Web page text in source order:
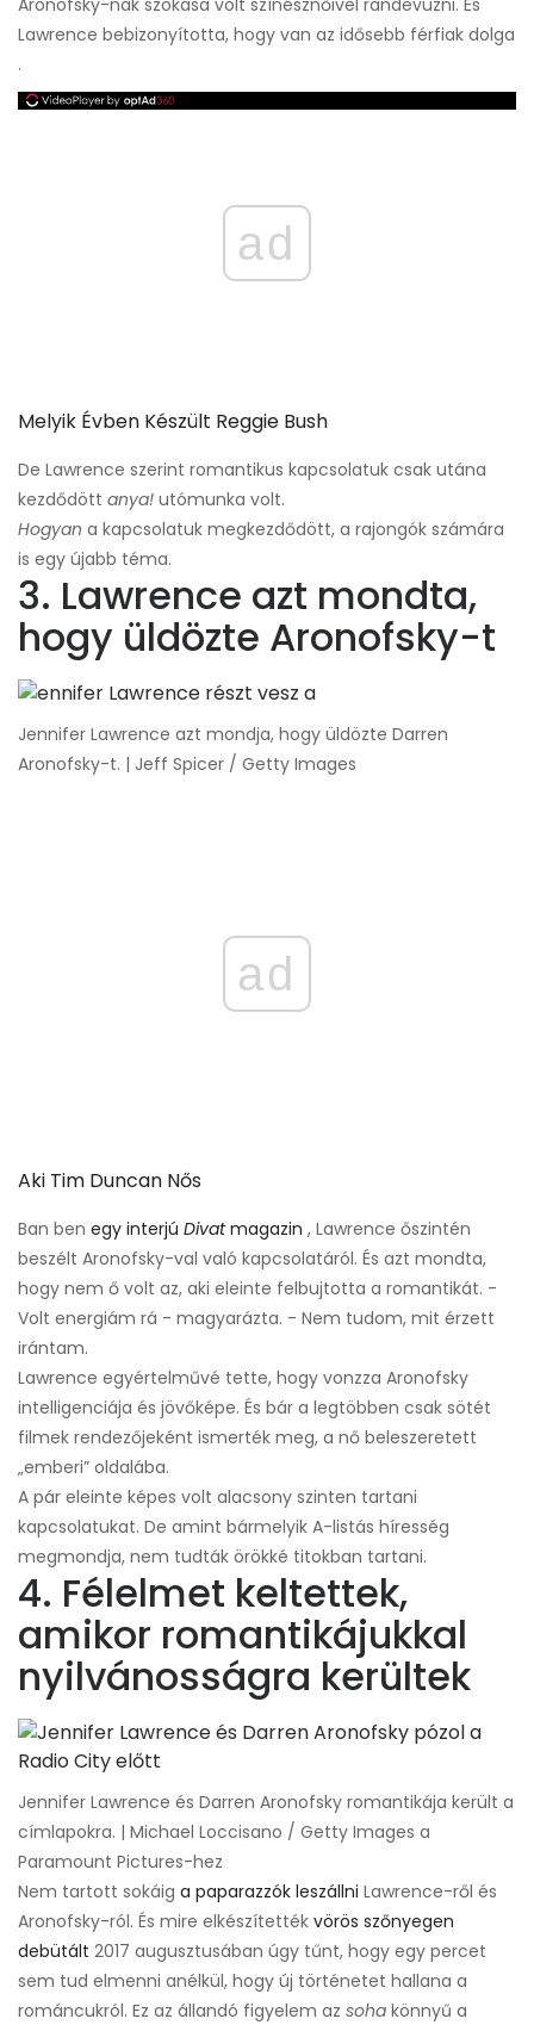
Lawrence bebizonyította, hogy van az idősebb férfiak dolga
.
ad
Melyik Évben Készült Reggie Bush
De Lawrence szerint romantikus kapcsolatuk csak utána
kezdődött anya! utómunka volt.
Hogyan a kapcsolatuk megkezdődött, a rajongók számára
is egy újabb téma.
3. Lawrence azt mondta,
hogy üldözte Aronofsky-t
Jennifer Lawrence azt mondja, hogy üldözte Darren
Aronofsky-t. | Jeff Spicer / Getty Images
ad
Aki Tim Duncan Nős
Ban ben egy interjú Divatmagazin , Lawrence őszintén
beszélt Aronofsky-val való kapcsolatáról. És azt mondta,
hogy nem ő volt az, aki eleinte felbujtotta a romantikát. -
Volt energiám rá - magyarázta. - Nem tudom, mit érzett
irántam.
Lawrence egyértelművé tette, hogy vonzza Aronofsky
intelligenciája és jövőképe. És bár a legtöbben csak sötét
filmek rendezőjeként ismerték meg, a nő beleszeretett
„emberi” oldalába.
A pár eleinte képes volt alacsony szinten tartani
kapcsolatukat. De amint bármelyik A-listás híresség
megmondja, nem tudták örökké titokban tartani.
4. Félelmet keltettek,
amikor romantikájukkal
nyilvánosságra kerültek
Jennifer Lawrence és Darren Aronofsky romantikája került a
címlapokra. | Michael Loccisano / Getty Images a
Paramount Pictures-hez
Nem tartott sokáig a paparazzók leszállni Lawrence-ről és
Aronofsky-ról. És mire elkészítették vörös szőnyegen
debütált 2017 augusztusában úgy tűnt, hogy egy percet
sem tud elmenni anélkül, hogy új történetet hallana a
románcukról. Ez az állandó figyelem az soha könnyű a